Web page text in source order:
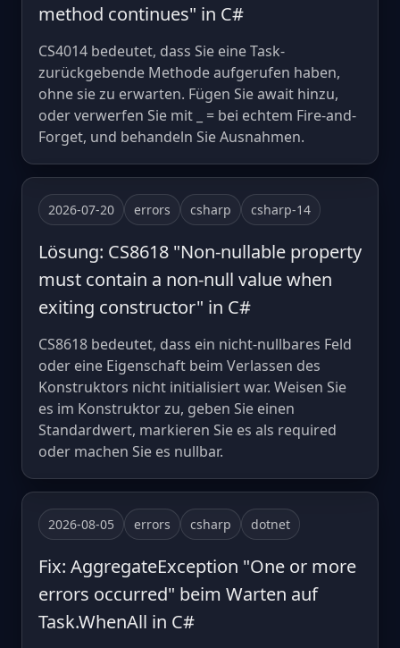
method continues" in C#
CS4014 bedeutet, dass Sie eine Task-
zurückgebende Methode aufgerufen haben,
ohne sie zu erwarten. Fügen Sie await hinzu,
oder verwerfen Sie mit _ = bei echtem Fire-and-
Forget, und behandeln Sie Ausnahmen.
2026-07-20 errors csharp csharp-14
Lösung: CS8618 "Non-nullable property
must contain a non-null value when
exiting constructor" in C#
CS8618 bedeutet, dass ein nicht-nullbares Feld
oder eine Eigenschaft beim Verlassen des
Konstruktors nicht initialisiert war. Weisen Sie
es im Konstruktor zu, geben Sie einen
Standardwert, markieren Sie es als required
oder machen Sie es nullbar.
2026-08-05 errors csharp dotnet
Fix: AggregateException "One or more
errors occurred" beim Warten auf
Task.WhenAll in C#